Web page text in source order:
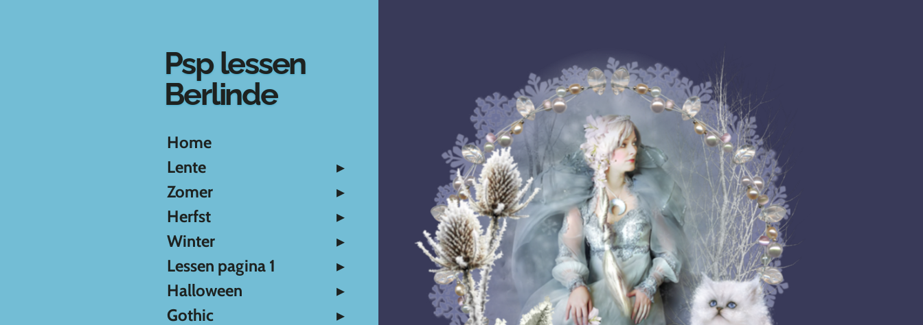
Psp lessen
Berlinde
Home
Lente
Zomer
Herfst
Winter
Lessen pagina 1
Halloween
Gothic